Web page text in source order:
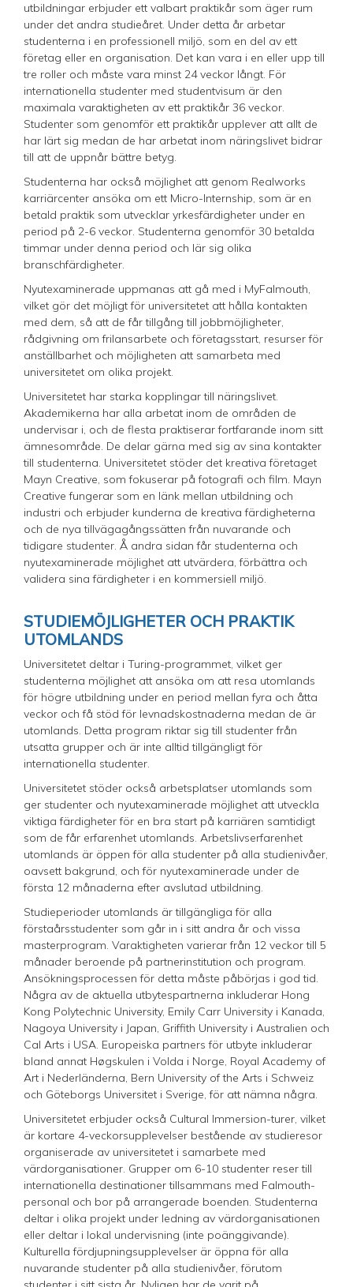
utbildningar erbjuder ett valbart praktikår som äger rum
under det andra studieåret. Under detta år arbetar
studenterna i en professionell miljö, som en del av ett
företag eller en organisation. Det kan vara i en eller upp till
tre roller och måste vara minst 24 veckor långt. För
internationella studenter med studentvisum är den
maximala varaktigheten av ett praktikår 36 veckor.
Studenter som genomför ett praktikår upplever att allt de
har lärt sig medan de har arbetat inom näringslivet bidrar
till att de uppnår bättre betyg.
Studenterna har också möjlighet att genom Realworks
karriärcenter ansöka om ett Micro-Internship, som är en
betald praktik som utvecklar yrkesfärdigheter under en
period på 2-6 veckor. Studenterna genomför 30 betalda
timmar under denna period och lär sig olika
branschfärdigheter.
Nyutexaminerade uppmanas att gå med i MyFalmouth,
vilket gör det möjligt för universitetet att hålla kontakten
med dem, så att de får tillgång till jobbmöjligheter,
rådgivning om frilansarbete och företagsstart, resurser för
anställbarhet och möjligheten att samarbeta med
universitetet om olika projekt.
Universitetet har starka kopplingar till näringslivet.
Akademikerna har alla arbetat inom de områden de
undervisar i, och de flesta praktiserar fortfarande inom sitt
ämnesområde. De delar gärna med sig av sina kontakter
till studenterna. Universitetet stöder det kreativa företaget
Mayn Creative, som fokuserar på fotografi och film. Mayn
Creative fungerar som en länk mellan utbildning och
industri och erbjuder kunderna de kreativa färdigheterna
och de nya tillvägagångssätten från nuvarande och
tidigare studenter. Å andra sidan får studenterna och
nyutexaminerade möjlighet att utvärdera, förbättra och
validera sina färdigheter i en kommersiell miljö.
STUDIEMÖJLIGHETER OCH PRAKTIK
UTOMLANDS
Universitetet deltar i Turing-programmet, vilket ger
studenterna möjlighet att ansöka om att resa utomlands
för högre utbildning under en period mellan fyra och åtta
veckor och få stöd för levnadskostnaderna medan de är
utomlands. Detta program riktar sig till studenter från
utsatta grupper och är inte alltid tillgängligt för
internationella studenter.
Universitetet stöder också arbetsplatser utomlands som
ger studenter och nyutexaminerade möjlighet att utveckla
viktiga färdigheter för en bra start på karriären samtidigt
som de får erfarenhet utomlands. Arbetslivserfarenhet
utomlands är öppen för alla studenter på alla studienivåer,
oavsett bakgrund, och för nyutexaminerade under de
första 12 månaderna efter avslutad utbildning.
Studieperioder utomlands är tillgängliga för alla
förstaårsstudenter som går in i sitt andra år och vissa
masterprogram. Varaktigheten varierar från 12 veckor till 5
månader beroende på partnerinstitution och program.
Ansökningsprocessen för detta måste påbörjas i god tid.
Några av de aktuella utbytespartnerna inkluderar Hong
Kong Polytechnic University, Emily Carr University i Kanada,
Nagoya University i Japan, Griffith University i Australien och
Cal Arts i USA. Europeiska partners för utbyte inkluderar
bland annat Høgskulen i Volda i Norge, Royal Academy of
Art i Nederländerna, Bern University of the Arts i Schweiz
och Göteborgs Universitet i Sverige, för att nämna några.
Universitetet erbjuder också Cultural Immersion-turer, vilket
är kortare 4-veckorsupplevelser bestående av studieresor
organiserade av universitetet i samarbete med
värdorganisationer. Grupper om 6-10 studenter reser till
internationella destinationer tillsammans med Falmouth-
personal och bor på arrangerade boenden. Studenterna
deltar i olika projekt under ledning av värdorganisationen
eller deltar i lokal undervisning (inte poänggivande).
Kulturella fördjupningsupplevelser är öppna för alla
nuvarande studenter på alla studienivåer, förutom